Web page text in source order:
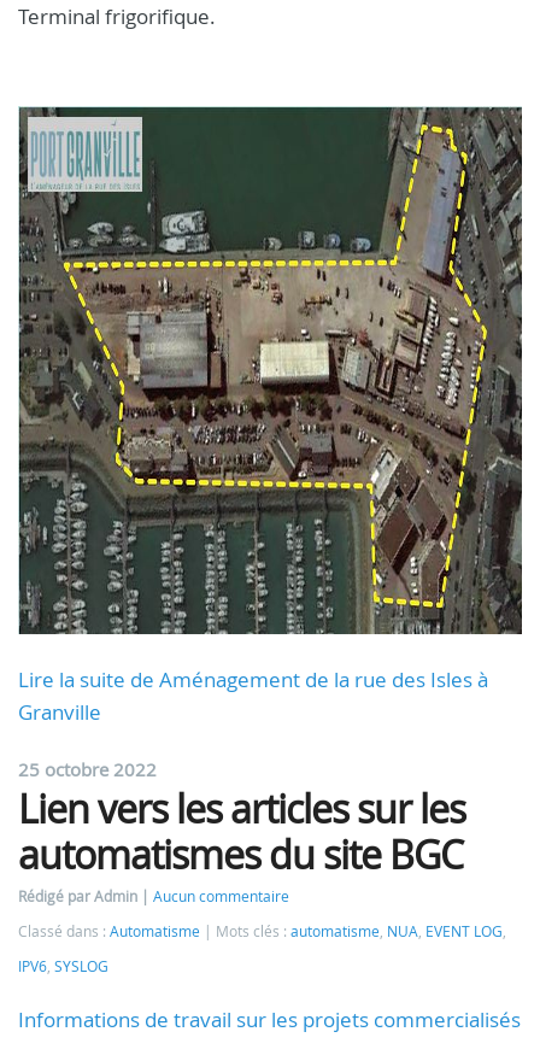
Terminal frigorifique.
Lire la suite de Aménagement de la rue des Isles à
Granville
25 octobre 2022
Lien vers les articles sur les
automatismes du site BGC
Rédigé par Admin
Aucun commentaire
Classé dans : Automatisme Mots clés : automatisme NUA EVENT LOG
IPV6 SYSLOG
Informations de travail sur les projets commercialisés